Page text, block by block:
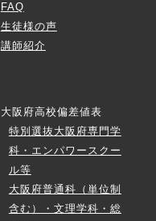
FAQ
生徒様の声
講師紹介
大阪府高校偏差値表
特別選抜大阪府専門学
科・エンパワースクー
ル等
大阪府普通科（単位制
含む）・文理学科・総